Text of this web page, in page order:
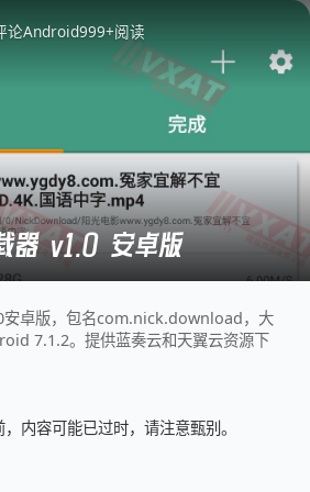
论Android999+阅读
器 v1.0 安卓版
安卓版，包名com.nick.download，大
7.1.2。提供蓝奏云和天翼云资源下
内容可能已过时，请注意甄别。